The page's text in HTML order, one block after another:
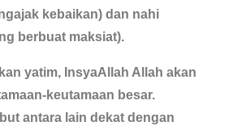
kebaikan) dan nahi
berbuat maksiat).
yatim, InsyaAllah Allah akan
keutamaan besar.
antara lain dekat dengan